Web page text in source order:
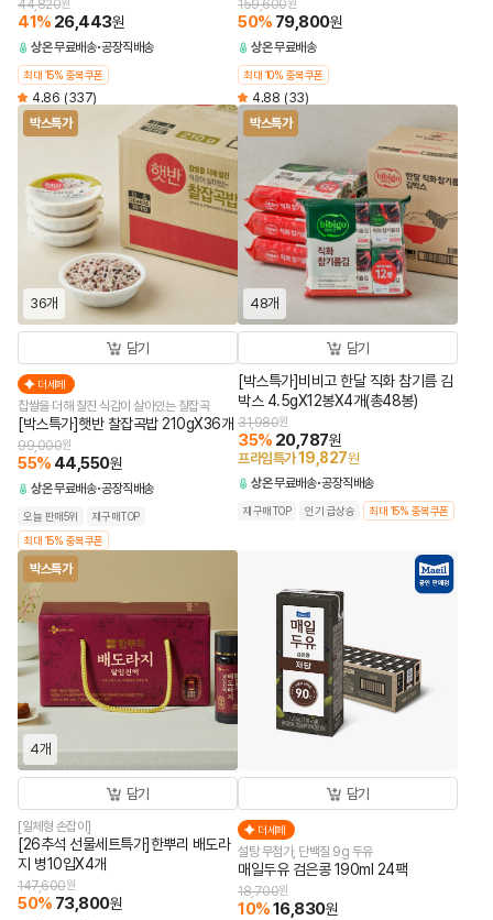
44,820원
41% 26,443원
상온무료배송 공장직배송
최대 15% 중복쿠폰
4.86 (337)
159,600원
50% 79,800원
상온무료배송
최대 10% 중복쿠폰
4.88 (33)
박스특가
36개
담기
더세페
찹쌀을 더해 찰진 식감이 살아있는 찰잡곡
[박스특가]햇반 찰잡곡밥 210gX36개
99,000원
55% 44,550원
상온무료배송 공장직배송
오늘 판매5위
재구매TOP
최대 15% 중복쿠폰
박스특가
48개
담기
[박스특가]비비고 한달 직화 참기름 김
박스 4.5gX12봉X4개(총48봉)
31,980원
35% 20,787원
프라임특가19,827원
상온무료배송 공장직배송
재구매TOP 인기 급상승 최대 15% 중복쿠폰
박스특가
4개
담기
[일체형 손잡이]
[26추석 선물세트특가]한뿌리 배도라
지 병10입X4개
147,600원
50% 73,800원
담기
더세페
설탕 무첨가, 단백질 9g 두유
매일두유 검은콩 190ml 24팩
18,700원
10%16,830원